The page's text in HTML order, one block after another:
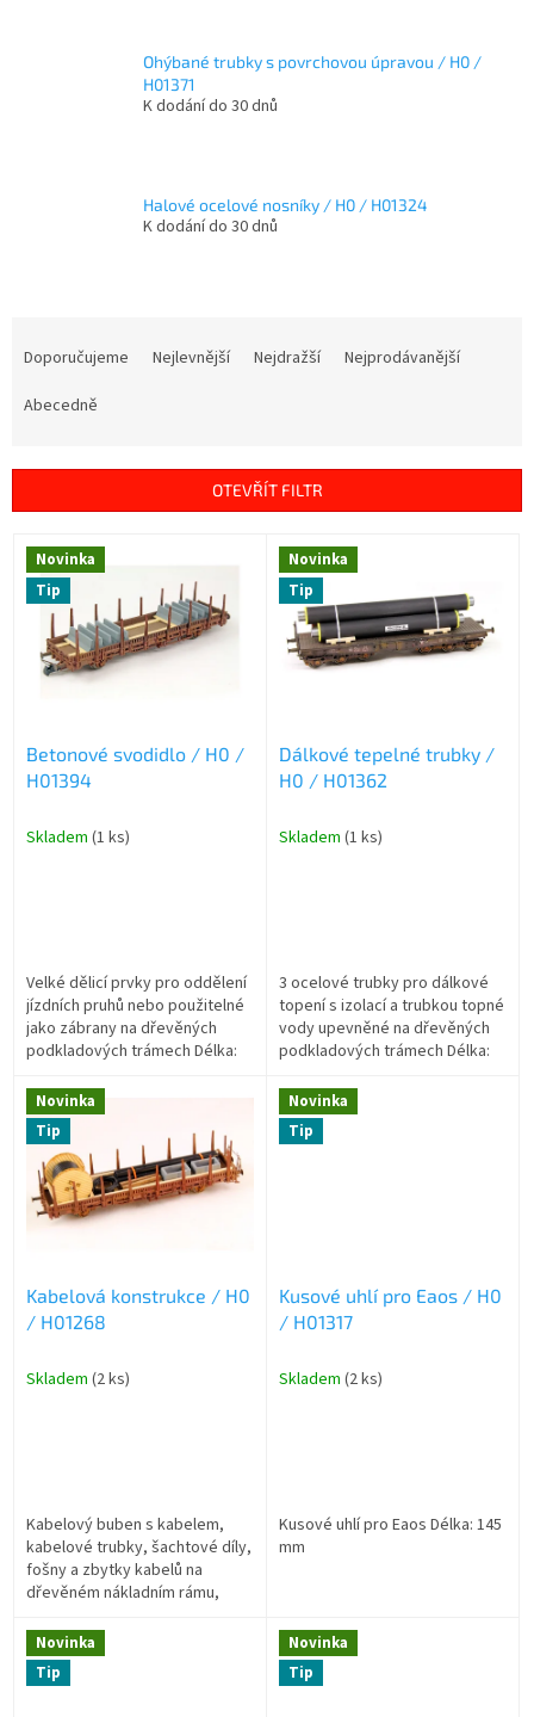
Ohýbané trubky s povrchovou úpravou / H0 /
H01371
K dodání do 30 dnů
Halové ocelové nosníky / H0 / H01324
K dodání do 30 dnů
r
Doporučujeme Nejlevnější Nejdražší
Nejprodávanější
Abecedně
OTEVŘÍT FILTR
Novinka
Tip
Betonové svodidlo / H0 /
H01394
Skladem (1 ks)
Velké dělicí prvky pro oddělení
jízdních pruhů nebo použitelné
jako zábrany na dřevěných
podkladových trámech Délka:
Novinka
Tip
Dálkové tepelné trubky /
H0 / H01362
Skladem (1 ks)
3 ocelové trubky pro dálkové
topení s izolací a trubkou topné
vody upevněné na dřevěných
podkladových trámech Délka:
Novinka
Tip
Kabelová konstrukce / H0
/ H01268
Skladem (2 ks)
Kabelový buben s kabelem,
kabelové trubky, šachtové díly,
fošny a zbytky kabelů na
dřevěném nákladním rámu,
Délka: 142 mm Šířka: 31 mm
Novinka
Tip
Kusové uhlí pro Eaos / H0
/ H01317
Skladem (2 ks)
Kusové uhlí pro Eaos Délka: 145
mm
Novinka
Tip
Novinka
Tip